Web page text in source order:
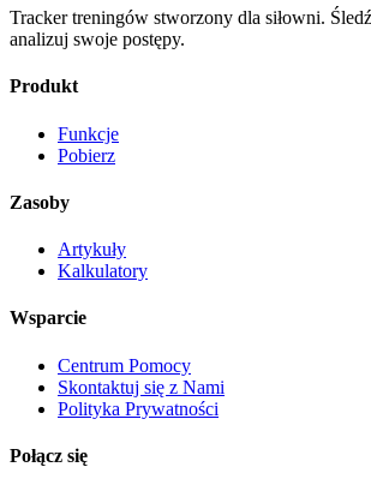
Tracker treningów stworzony dla siłowni.
analizuj swoje postępy.
Produkt
Funkcje
Pobierz
Zasoby
Artykuły
Kalkulatory
Wsparcie
Centrum Pomocy
Skontaktuj się z Nami
Polityka Prywatności
Połącz się